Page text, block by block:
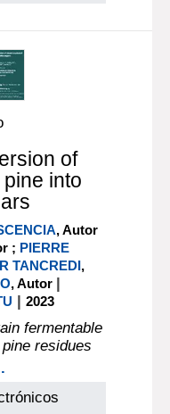
of
into
, Autor
; PIERRE
TANCREDI,
, Autor |
|2023
fermentable
residues